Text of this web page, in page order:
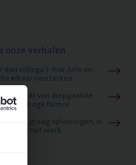
dan collega’s: hoe Julie en
elkaar versterken
houdt van diepgaande
én droge humor
zoekt graag oplossingen, in
én op het werk